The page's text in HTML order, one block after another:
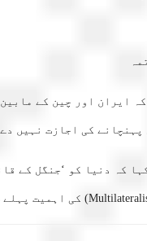
ایران اور چین کے
کی اجازت نہیں دے
کہ دنیا کو ‘جنگل کے